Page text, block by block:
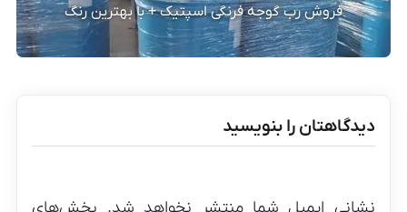
فروش رب گوجه فرنگی اسپتیک + با بهترین رنگ
دیدگاهتان را بنویسید